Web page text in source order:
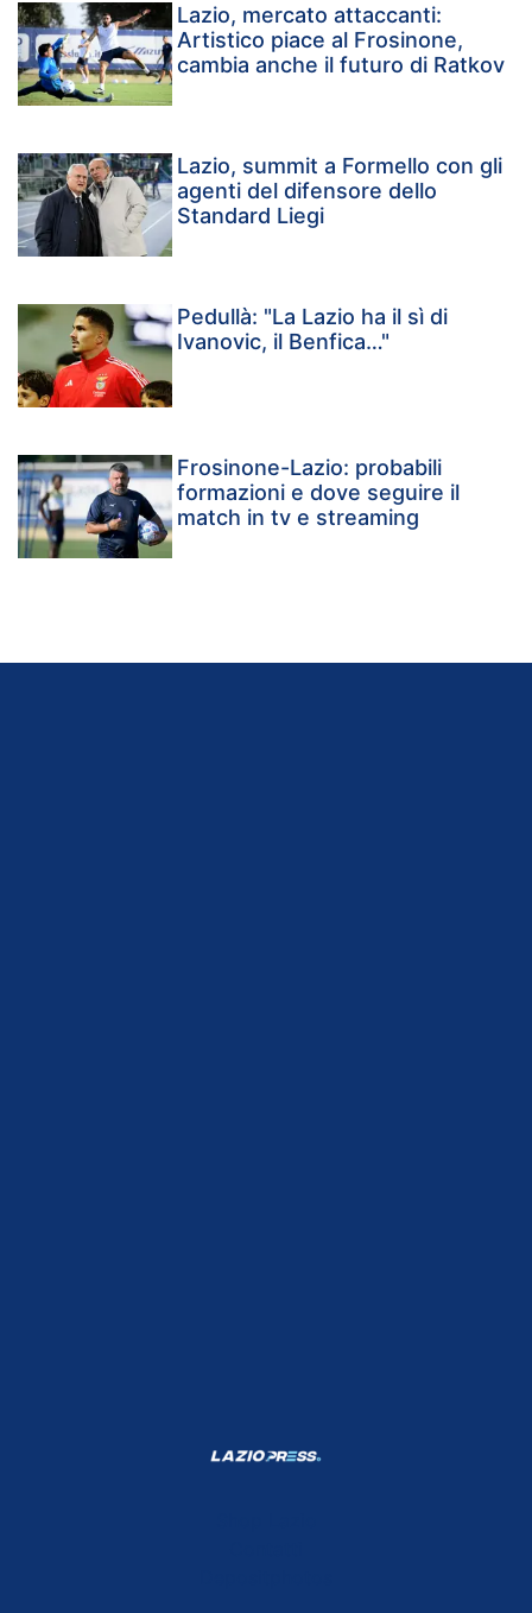
Lazio, mercato attaccanti:
Artistico piace al Frosinone,
cambia anche il futuro di Ratkov
Lazio, summit a Formello con gli
agenti del difensore dello
Standard Liegi
Pedullà: "La Lazio ha il sì di
Ivanovic, il Benfica…"
Frosinone-Lazio: probabili
formazioni e dove seguire il
match in tv e streaming